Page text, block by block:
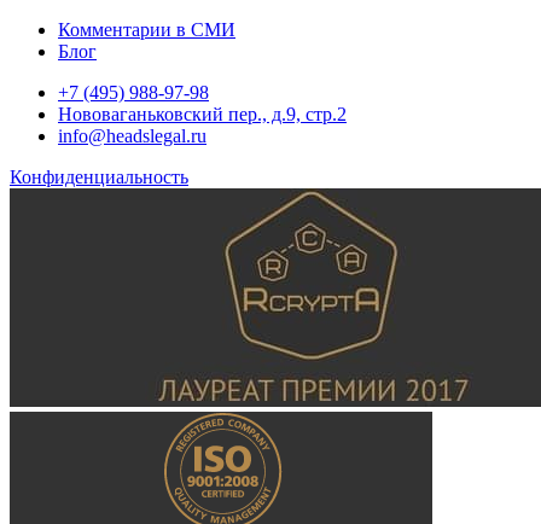
Комментарии в СМИ
Блог
+7 (495) 988-97-98
Нововаганьковский пер., д.9, стр.2
info@headslegal.ru
Конфиденциальность